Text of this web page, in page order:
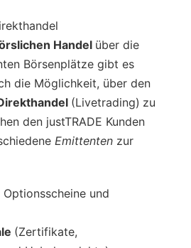
Handel über die
Börsenplätze gibt es
die Möglichkeit, über den
(Livetrading) zu
den justTRADE Kunden
Emittenten zur
und
(Zertifikate,